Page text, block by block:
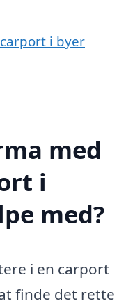
i byer
med
i
med?
i en carport
finde det rette